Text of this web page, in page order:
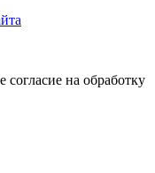
согласие на обработку